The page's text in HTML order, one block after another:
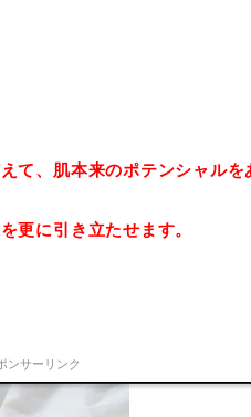
て、肌本来のポテンシャル
更に引き立たせます。
ンサーリンク